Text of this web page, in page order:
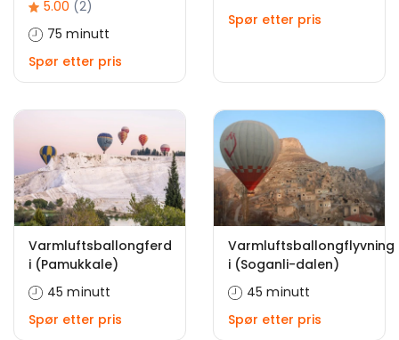
5.00 (2)
75 minutt
Spør etter pris
Spør etter pris
Varmluftsballongferd
i (Pamukkale)
45 minutt
Spør etter pris
Varmluftsballongflyvning
i (Soganli-dalen)
45 minutt
Spør etter pris